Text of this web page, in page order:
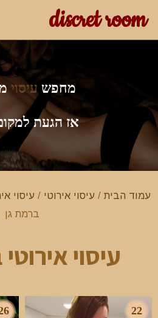
discret room
מחפש עיסוי
אז הגעת
עמוד הבית / עיסוי אירוטי / עיסוי
ברמת גן
עיסוי
22